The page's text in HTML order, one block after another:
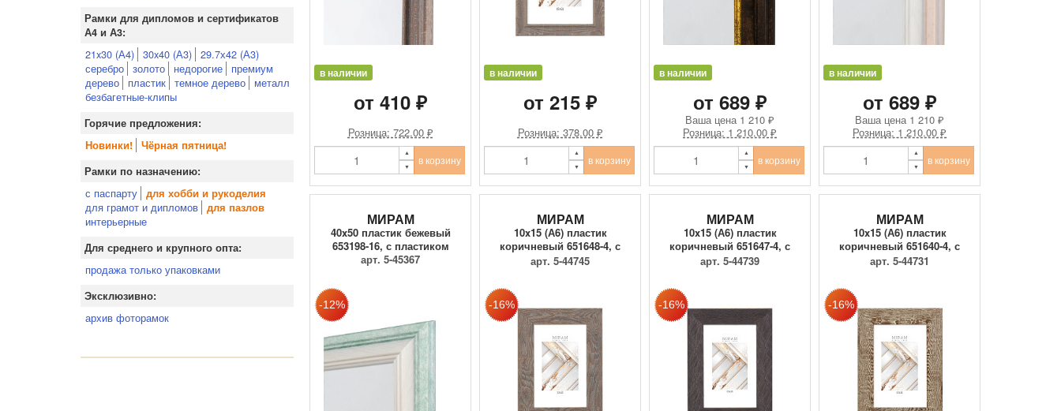
Рамки для дипломов и сертификатов
А4 и А3:
21x30 (А4) 30x40 (А3) 29.7х42 (А3)
серебро золото недорогие
премиум
дерево
пластик темное дерево
металл
безбагетные-клипы
Горячие предложения:
Новинки!
Чёрная пятница!
Рамки по назначению:
с паспарту для хобби и рукоделия
для грамот и дипломов для пазлов
интерьерные
Для среднего и крупного опта:
продажа только упаковками
Эксклюзивно:
архив фоторамок
в наличии
от 410 ₽
Розница: 722.00 ₽
в корзину
в наличии
от 215 ₽
Розница: 378.00 ₽
в корзину
в наличии
от 689 ₽
Ваша цена 1 210 ₽
Розница: 1 210.00 ₽
в корзину
в наличии
от 689 ₽
Ваша цена 1 210 ₽
Розница: 1 210.00 ₽
в корзину
МИРАМ
40x50 пластик бежевый
653198-16, с пластиком
арт. 5-45367
МИРАМ
10x15 (А6) пластик
коричневый 651648-4, с
пласти...
арт. 5-44745
МИРАМ
10x15 (А6) пластик
коричневый 651647-4, с
пласти...
арт. 5-44739
МИРАМ
10x15 (А6) пластик
коричневый 651640-4, с
пласти...
арт. 5-44731